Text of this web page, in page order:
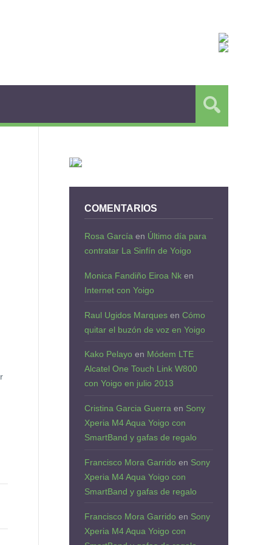
COMENTARIOS
Rosa García en Último día para
contratar La Sinfín de Yoigo
Monica Fandiño Eiroa Nk en
Internet con Yoigo
Raul Ugidos Marques en Cómo
quitar el buzón de voz en Yoigo
Kako Pelayo en Módem LTE
Alcatel One Touch Link W800
con Yoigo en julio 2013
Cristina Garcia Guerra en Sony
Xperia M4 Aqua Yoigo con
SmartBand y gafas de regalo
Francisco Mora Garrido en Sony
Xperia M4 Aqua Yoigo con
SmartBand y gafas de regalo
Francisco Mora Garrido en Sony
Xperia M4 Aqua Yoigo con